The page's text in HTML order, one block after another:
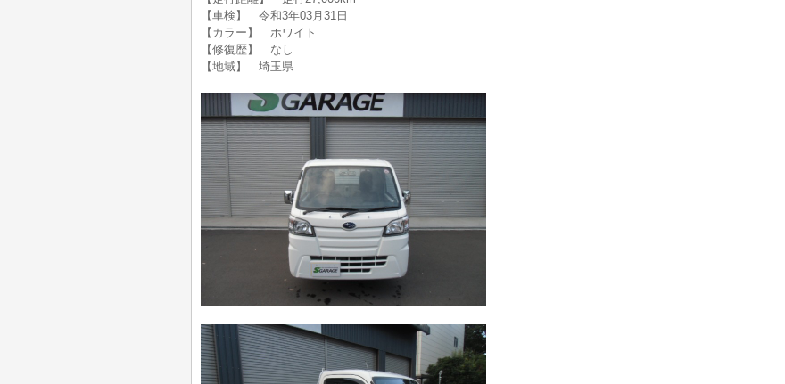
【車検】 令和3年03月31日
【カラー】 ホワイト
【修復歴】 なし
【地域】 埼玉県